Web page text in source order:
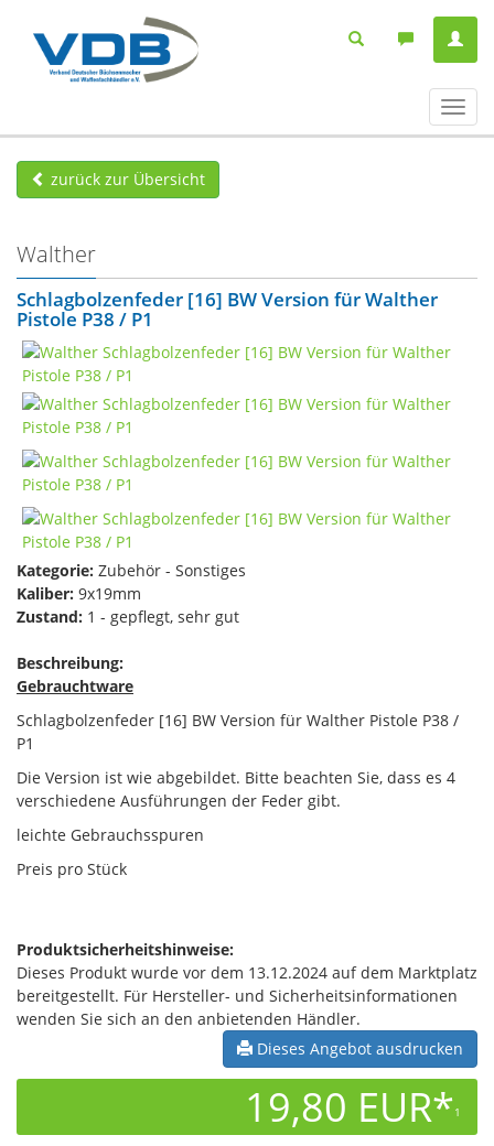
ein-/
zurück zur Übersicht
Walther
Schlagbolzenfeder [16] BW Version für Walther
Pistole P38 / P1
Kategorie: Zubehör - Sonstiges
Kaliber: 9x19mm
Zustand: 1 - gepflegt, sehr gut
Beschreibung:
Gebrauchtware
Schlagbolzenfeder [16] BW Version für Walther Pistole P38 /
P1
Die Version ist wie abgebildet. Bitte beachten Sie, dass es 4
verschiedene Ausführungen der Feder gibt.
leichte Gebrauchsspuren
Preis pro Stück
Produktsicherheitshinweise:
Dieses Produkt wurde vor dem 13.12.2024 auf dem Marktplatz
bereitgestellt. Für Hersteller- und Sicherheitsinformationen
wenden Sie sich an den anbietenden Händler.
Dieses Angebot ausdrucken
19,80 EUR*1